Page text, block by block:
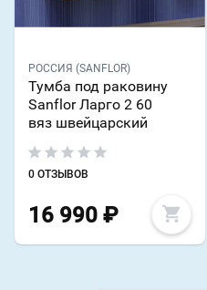
РОССИЯ (SANFLOR)
Тумба под раковину
Sanflor Ларго 2 60
вяз швейцарский
0 ОТЗЫВОВ
16 990 ₽